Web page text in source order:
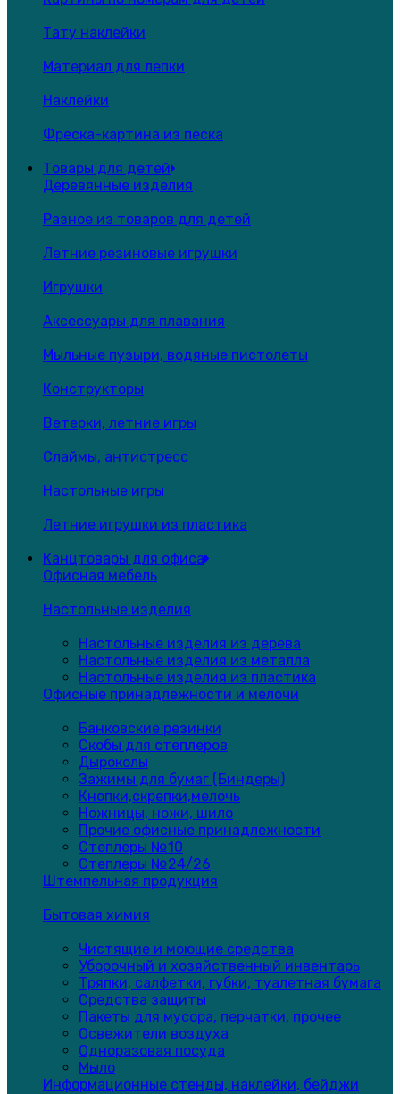
Тату наклейки
Материал для лепки
Наклейки
Фреска-картина из песка
Товары для детей
Деревянные изделия
Разное из товаров для детей
Летние резиновые игрушки
Игрушки
Аксессуары для плавания
Мыльные пузыри, водяные пистолеты
Конструкторы
Ветерки, летние игры
Слаймы, антистресс
Настольные игры
Летние игрушки из пластика
Канцтовары для офиса
Офисная мебель
Настольные изделия
Настольные изделия из дерева
Настольные изделия из металла
Настольные изделия из пластика
Офисные принадлежности и мелочи
Банковские резинки
Скобы для степлеров
Дыроколы
Зажимы для бумаг (Биндеры)
Кнопки,скрепки,мелочь
Ножницы, ножи, шило
Прочие офисные принадлежности
Степлеры №10
Степлеры №24/26
Штемпельная продукция
Бытовая химия
Чистящие и моющие средства
Уборочный и хозяйственный инвентарь
Тряпки, салфетки, губки, туалетная бумага
Средства защиты
Пакеты для мусора, перчатки, прочее
Освежители воздуха
Одноразовая посуда
Мыло
Информационные стенды, наклейки, бейджи